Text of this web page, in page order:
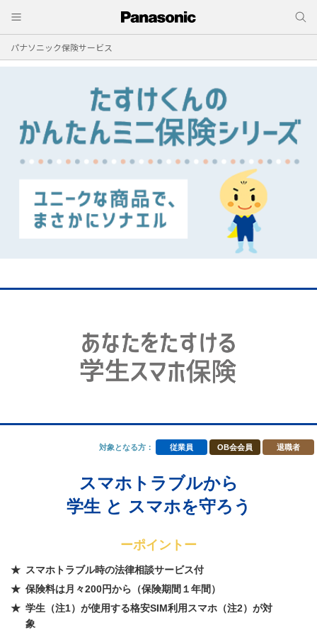
パナソニック保険サービス
対象となる方： 従業員 OB会会員 退職者
スマホトラブルから
学生 と スマホを守ろう
ーポイントー
スマホトラブル時の法律相談サービス付
保険料は月々200円から（保険期間１年間）
学生（注1）が使用する格安SIM利用スマホ（注2）が対
象